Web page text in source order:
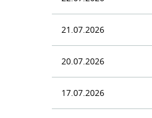
21.07.2026
20.07.2026
17.07.2026